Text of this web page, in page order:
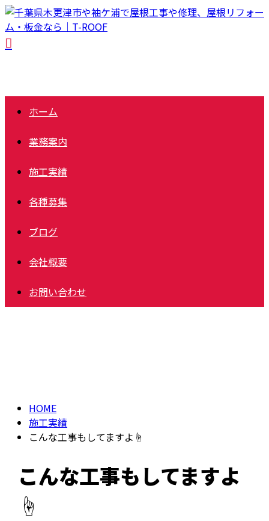
ホーム
業務案内
施工実績
各種募集
ブログ
会社概要
お問い合わせ
HOME
施工実績
こんな工事もしてますよ☝️
こんな工事もしてますよ
☝️